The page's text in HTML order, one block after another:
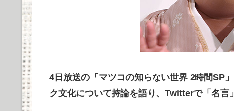
4日放送の「マツコの知らない世界 2時間SP
ク文化について持論を語り、Twitterで「名言